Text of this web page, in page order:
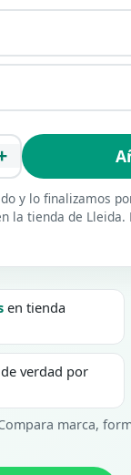
y lo finalizamos
la tienda de
en tienda
verdad por
marca,